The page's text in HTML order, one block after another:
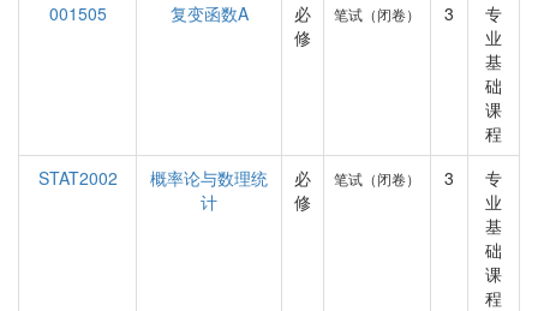
001505
复变函数A
必
修
笔试（闭卷） 3
专
业
基
础
课
程
STAT2002
概率论与数理统
计
必
修
笔试（闭卷） 3
专
业
基
础
课
程